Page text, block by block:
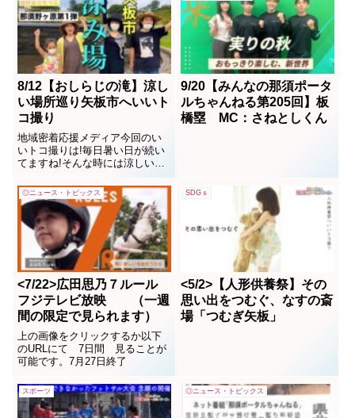
8/12【おしらじの滝】涼し
い場所巡り矢板市へいいト
コ撮り
地域密着応援メディア今回のい
いトコ撮りは!毎日暑い日が続い
てますね!そんな時には涼しい場
所へ!涼み場巡り第一弾!那須野が
原の矢板市!矢板市での涼み場へ
いいトコ撮り!
9/20【みんなの那須ポータ
ルちゃんねる第205回】板
橋塁 MC：さねとしくん
◎ニュース・トピックス
<7/22>広田思乃７ルール
フジテレビ放映 （一週
間の限定で見られます）
上の画像をクリックするか以下
のURLにて 7日間 見ることが
可能です。7月27日終了
SDGｓ
<5/2>【人形供養祭】その
思い出をつむぐ、なすの斎
場「つむぎ矢板」
スポーツ ◎ニュース・トピックス